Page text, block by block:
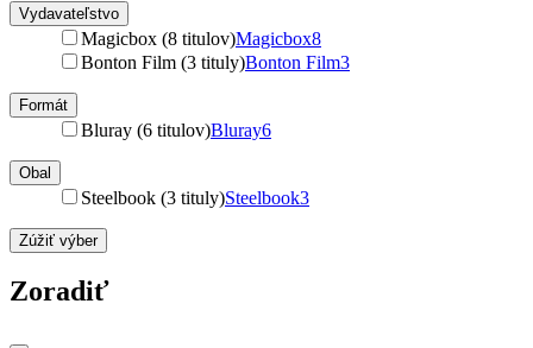
Vydavateľstvo
Magicbox (8 titulov)Magicbox8
Bonton Film (3 tituly)Bonton Film3
Formát
Bluray (6 titulov)Bluray6
Obal
Steelbook (3 tituly)Steelbook3
Zúžiť výber
Zoradiť